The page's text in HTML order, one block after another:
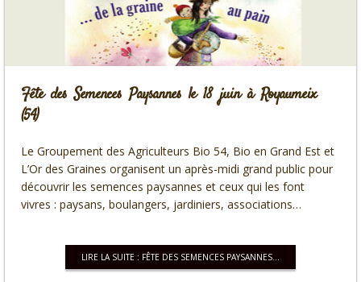
Fête des Semences Paysannes le 18 juin à Royaumeix
(54)
Le Groupement des Agriculteurs Bio 54, Bio en Grand Est et
L’Or des Graines organisent un après-midi grand public pour
découvrir les semences paysannes et ceux qui les font
vivres : paysans, boulangers, jardiniers, associations…
LIRE LA SUITE : FÊTE DES SEMENCES PAYSANNES...